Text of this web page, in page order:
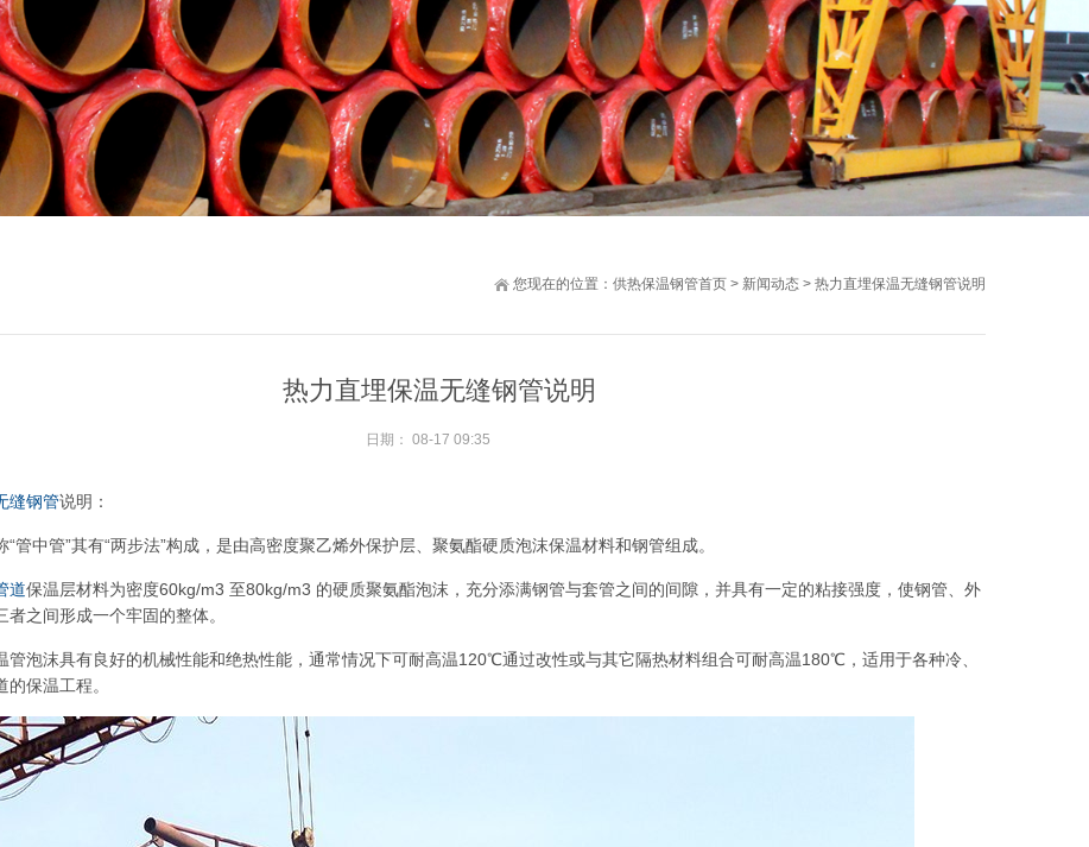
您现在的位置： 供热保温钢管首页 > 新闻动态 > 热力直埋保温无缝钢管说明
热力直埋保温无缝钢管说明
日期： 08-17 09:35
缝钢管说明：
“管中管”其有“两步法”构成，是由高密度聚乙烯外保护层、聚氨酯硬质泡沫保温材料和钢管组成。
道保温层材料为密度60kg/m3 至80kg/m3 的硬质聚氨酯泡沫，充分添满钢管与套管之间的间隙，并具有一定的粘接强度，使钢管、外
者之间形成一个牢固的整体。
管泡沫具有良好的机械性能和绝热性能，通常情况下可耐高温120℃通过改性或与其它隔热材料组合可耐高温180℃，适用于各种冷、
保温工程。